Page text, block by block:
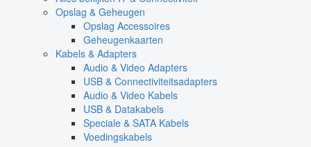
Opslag & Geheugen
Opslag Accessoires
Geheugenkaarten
Kabels & Adapters
Audio & Video Adapters
USB & Connectiviteitsadapters
Audio & Video Kabels
USB & Datakabels
Speciale & SATA Kabels
Voedingskabels